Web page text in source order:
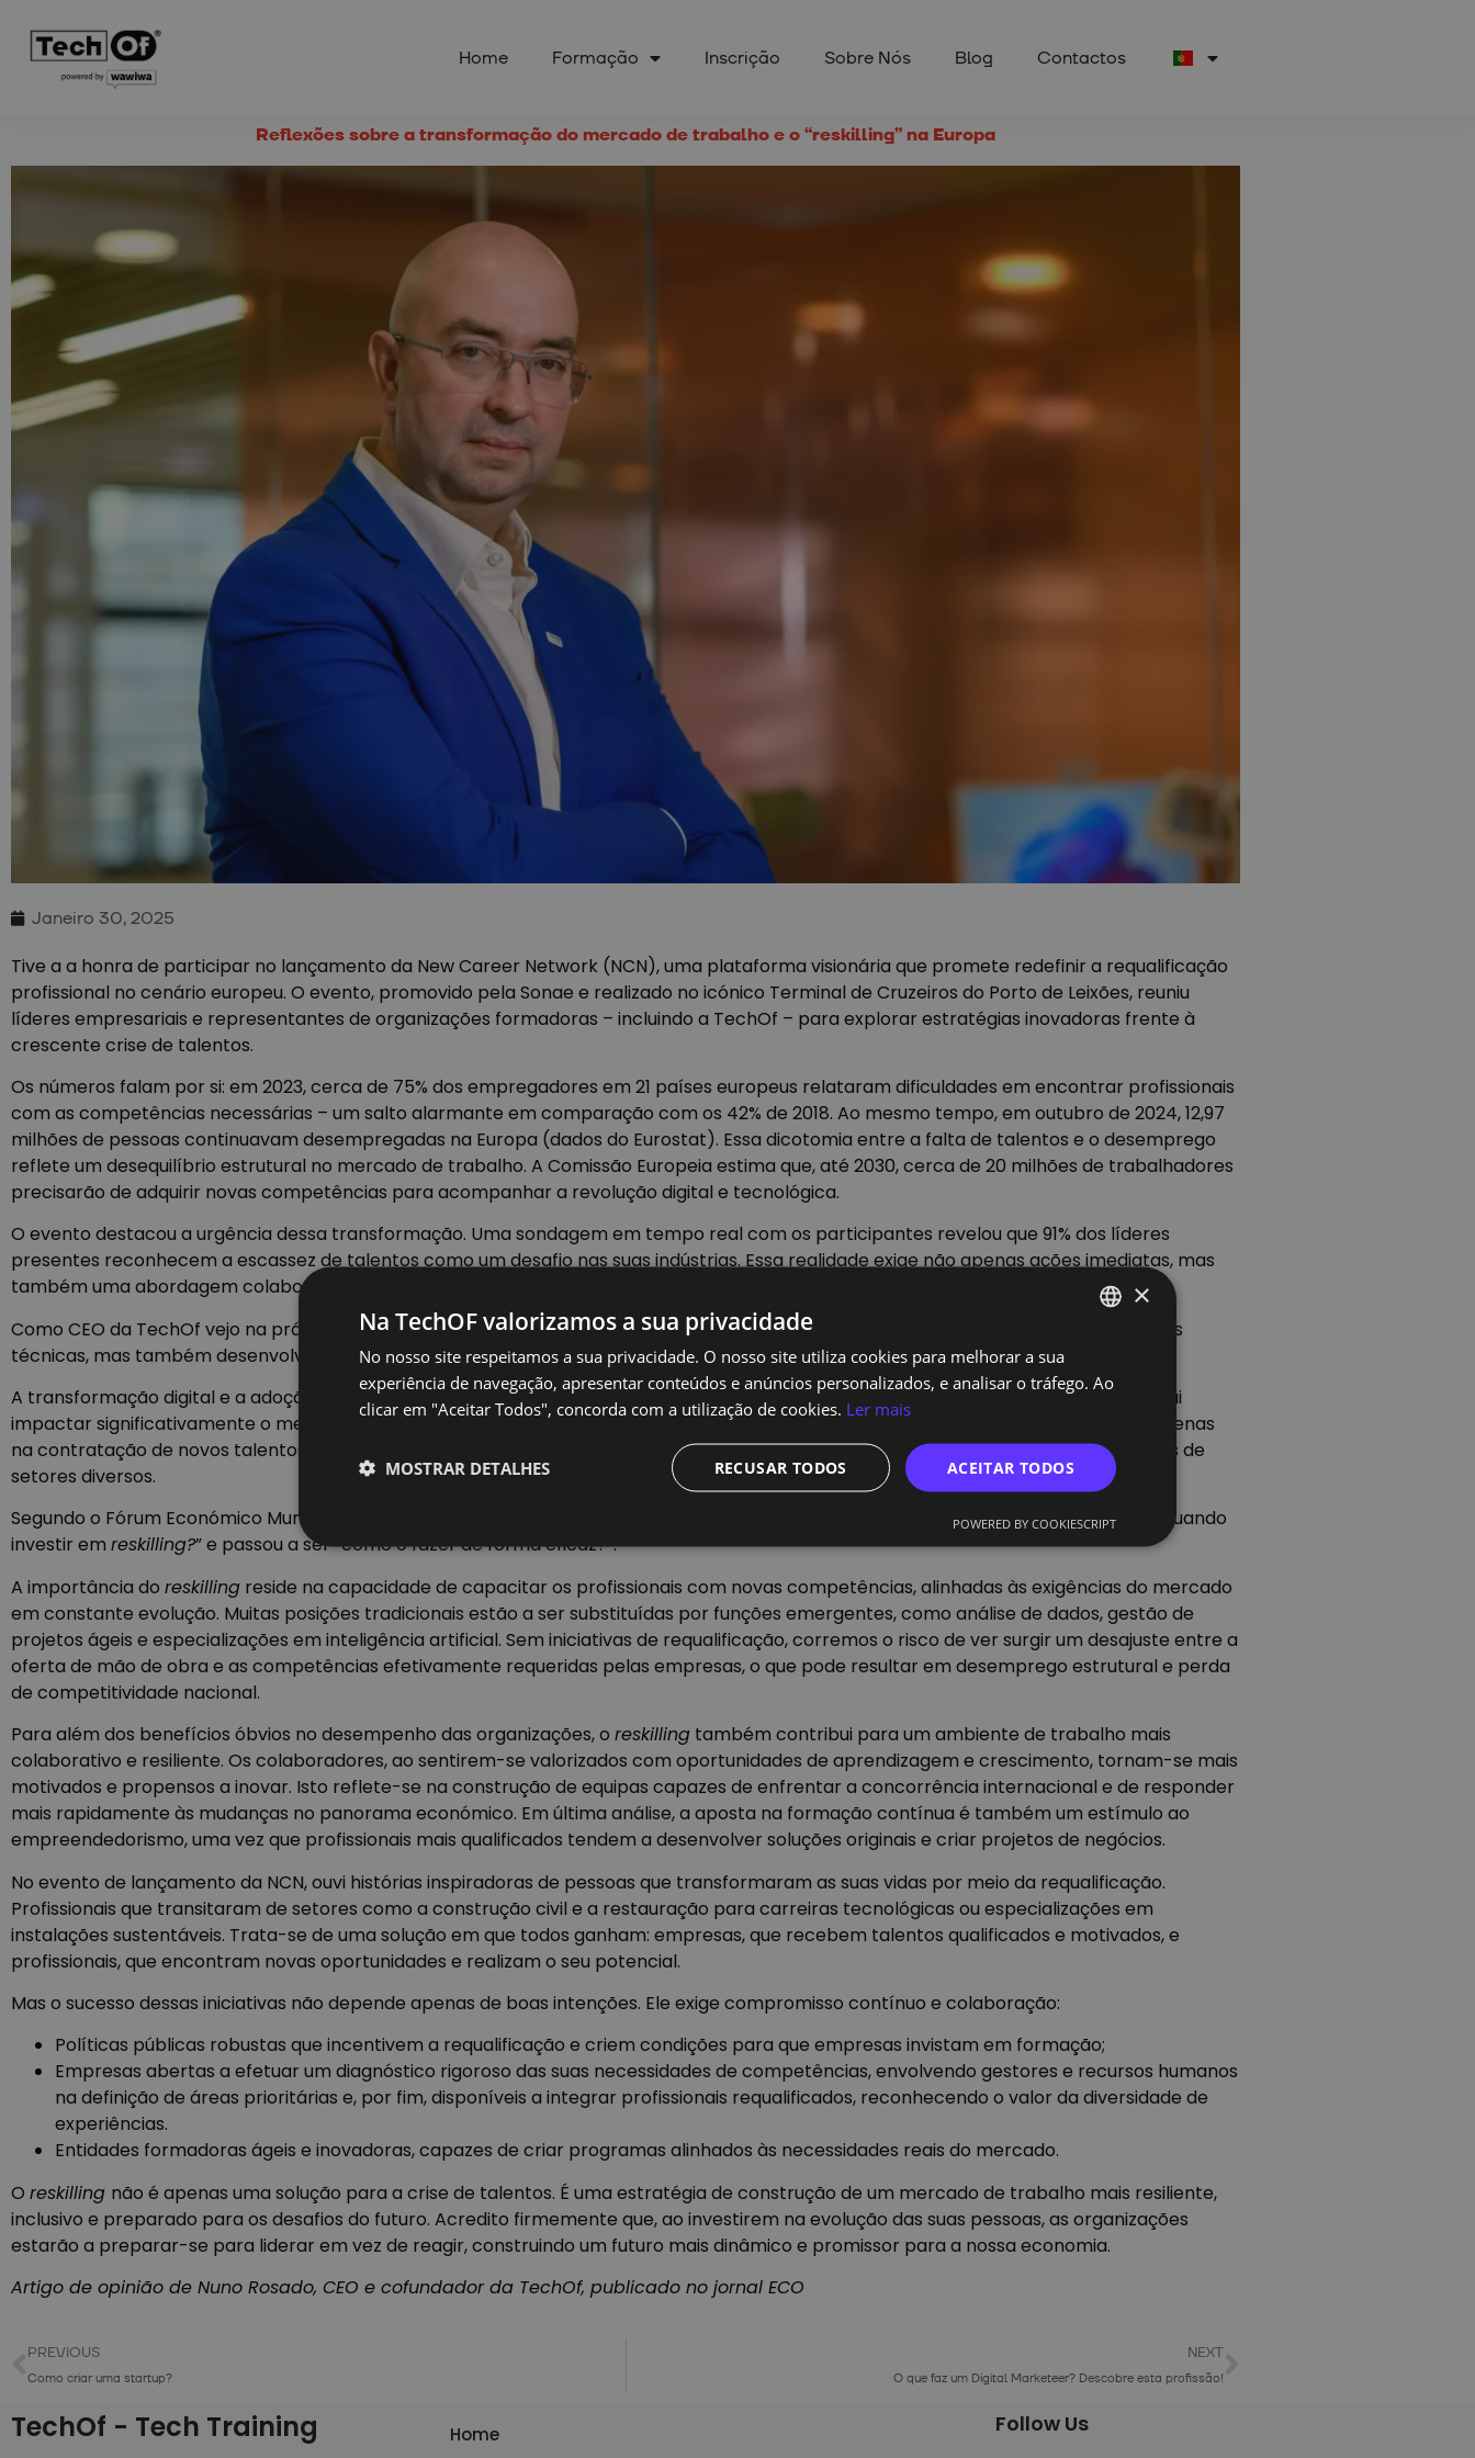
Home Formação Inscrição Sobre Nós Blog Contactos
Reflexões sobre a transformação do mercado de trabalho e o “reskilling” na Europa
Janeiro 30, 2025
Tive a a honra de participar no lançamento da New Career Network (NCN), uma plataforma visionária que promete redefinir a requalificação
profissional no cenário europeu. O evento, promovido pela Sonae e realizado no icónico Terminal de Cruzeiros do Porto de Leixões, reuniu
líderes empresariais e representantes de organizações formadoras – incluindo a TechOf – para explorar estratégias inovadoras frente à
crescente crise de talentos.
Os números falam por si: em 2023, cerca de 75% dos empregadores em 21 países europeus relataram dificuldades em encontrar profissionais
com as competências necessárias – um salto alarmante em comparação com os 42% de 2018. Ao mesmo tempo, em outubro de 2024, 12,97
milhões de pessoas continuavam desempregadas na Europa (dados do Eurostat). Essa dicotomia entre a falta de talentos e o desemprego
reflete um desequilíbrio estrutural no mercado de trabalho. A Comissão Europeia estima que, até 2030, cerca de 20 milhões de trabalhadores
precisarão de adquirir novas competências para acompanhar a revolução digital e tecnológica.
O evento destacou a urgência dessa transformação. Uma sondagem em tempo real com os participantes revelou que 91% dos líderes
presentes reconhecem a escassez de talentos como um desafio nas suas indústrias. Essa realidade exige não apenas ações imediatas, mas
também uma abordagem colaborativa entre empresas, governos e instituições formadoras.
Como CEO da TechOf vejo na prática o impacto transformador e a importância de programas que não apenas ensinem competências
técnicas, mas também desenvolvam
soft skillse promovam uma mentalidade de aprendizagem contínua.
A transformação digital e a adoção das novas tecnologias, somada à automação de processos, está a acelerar exponencialmente e vai
impactar significativamente o mercado de trabalho português nos próximos cinco anos. Para muitas empresas, o futuro não reside apenas
na contratação de novos talentos, mas no investimento na requalificação das equipas existentes e na inclusão de profissionais oriundos de
setores diversos.
Segundo o Fórum Económico Mundial, até este ano, 50% da força de trabalho global precisará de
A pergunta deixou de ser “quando
investir em reskilling?” e passou a ser “como o fazer de forma eficaz?”.
A importância do reskilling reside na capacidade de capacitar os profissionais com novas competências, alinhadas às exigências do mercado
em constante evolução. Muitas posições tradicionais estão a ser substituídas por funções emergentes, como análise de dados, gestão de
projetos ágeis e especializações em inteligência artificial. Sem iniciativas de requalificação, corremos o risco de ver surgir um desajuste entre a
oferta de mão de obra e as competências efetivamente requeridas pelas empresas, o que pode resultar em desemprego estrutural e perda
de competitividade nacional.
Para além dos benefícios óbvios no desempenho das organizações, o reskilling também contribui para um ambiente de trabalho mais
colaborativo e resiliente. Os colaboradores, ao sentirem-se valorizados com oportunidades de aprendizagem e crescimento, tornam-se mais
motivados e propensos a inovar. Isto reflete-se na construção de equipas capazes de enfrentar a concorrência internacional e de responder
mais rapidamente às mudanças no panorama económico. Em última análise, a aposta na formação contínua é também um estímulo ao
empreendedorismo, uma vez que profissionais mais qualificados tendem a desenvolver soluções originais e criar projetos de negócios.
No evento de lançamento da NCN, ouvi histórias inspiradoras de pessoas que transformaram as suas vidas por meio da requalificação.
Profissionais que transitaram de setores como a construção civil e a restauração para carreiras tecnológicas ou especializações em
instalações sustentáveis. Trata-se de uma solução em que todos ganham: empresas, que recebem talentos qualificados e motivados, e
profissionais, que encontram novas oportunidades e realizam o seu potencial.
Mas o sucesso dessas iniciativas não depende apenas de boas intenções. Ele exige compromisso contínuo e colaboração:
Políticas públicas robustas que incentivem a requalificação e criem condições para que empresas invistam em formação;
Empresas abertas a efetuar um diagnóstico rigoroso das suas necessidades de competências, envolvendo gestores e recursos humanos
na definição de áreas prioritárias e, por fim, disponíveis a integrar profissionais requalificados, reconhecendo o valor da diversidade de
experiências.
Entidades formadoras ágeis e inovadoras, capazes de criar programas alinhados às necessidades reais do mercado.
O reskilling não é apenas uma solução para a crise de talentos. É uma estratégia de construção de um mercado de trabalho mais resiliente,
inclusivo e preparado para os desafios do futuro. Acredito firmemente que, ao investirem na evolução das suas pessoas, as organizações
estarão a preparar-se para liderar em vez de reagir, construindo um futuro mais dinâmico e promissor para a nossa economia.
Artigo de opinião de Nuno Rosado, CEO e cofundador da TechOf, publicado no jornal ECO
PREVIOUS
Como criar uma startup?
NEXT
O que faz um Digital Marketeer? Descobre esta profissão!
TechOf - Tech Training Home Follow Us
PORTUGUESE
ENGLISH
×
Na TechOF valorizamos a sua privacidade
No nosso site respeitamos a sua privacidade. O nosso site utiliza cookies para melhorar a sua
experiência de navegação, apresentar conteúdos e anúncios personalizados, e analisar o tráfego. Ao
clicar em "Aceitar Todos", concorda com a utilização de cookies. Ler mais
ACEITAR TODOS
RECUSAR TODOS
MOSTRAR DETALHES
POWERED BY COOKIESCRIPT